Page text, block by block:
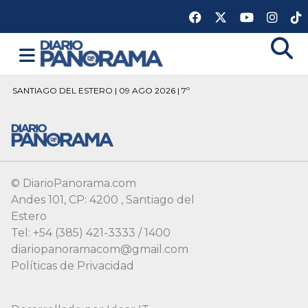
SANTIAGO DEL ESTERO | 09 AGO 2026 | 7º
© DiarioPanorama.com
Andes 101, CP: 4200 , Santiago del
Estero
Tel: +54 (385) 421-3333 / 1400
diariopanoramacom@gmail.com
Políticas de Privacidad